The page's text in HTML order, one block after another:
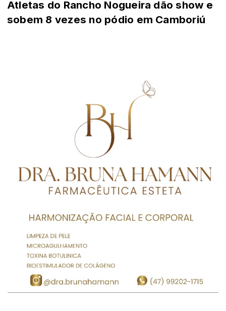
Atletas do Rancho Nogueira dão show e
sobem 8 vezes no pódio em Camboriú